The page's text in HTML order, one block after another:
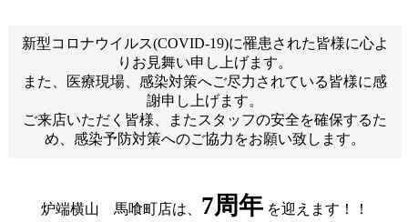
新型コロナウイルス(COVID-19)に罹患された皆様に心よ
りお見舞い申し上げます。
また、医療現場、感染対策へご尽力されている皆様に感
謝申し上げます。
ご来店いただく皆様、またスタッフの安全を確保するた
め、感染予防対策へのご協力をお願い致します。
炉端横山 馬喰町店は、 7周年 を迎えます！！